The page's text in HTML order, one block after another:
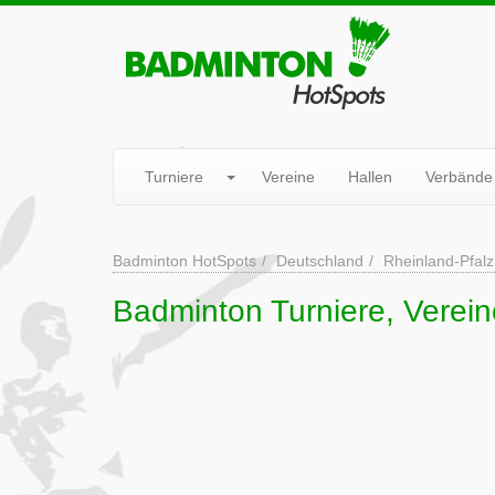
Turniere Vereine Hallen Verbände
Badminton HotSpots Deutschland Rheinland-Pfalz
Badminton Turniere,